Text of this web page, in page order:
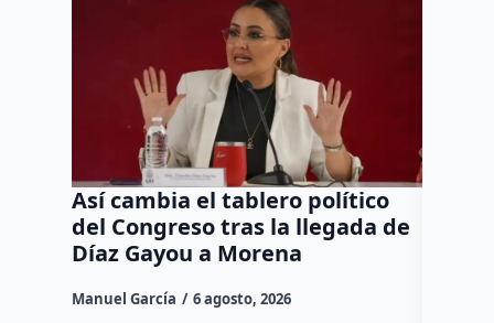
Así cambia el tablero político
del Congreso tras la llegada de
Díaz Gayou a Morena
Manuel García 6 agosto, 2026